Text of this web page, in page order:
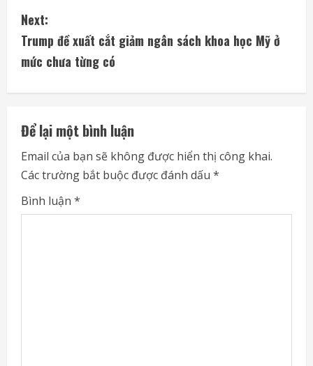
n
t
i
n
u
e
R
e
Next:
Trump đề xuất cắt giảm ngân sách khoa học Mỹ ở
mức chưa từng có
Để lại một bình luận
Email của bạn sẽ không được hiển thị công khai.
Các trường bắt buộc được đánh dấu *
Bình luận *